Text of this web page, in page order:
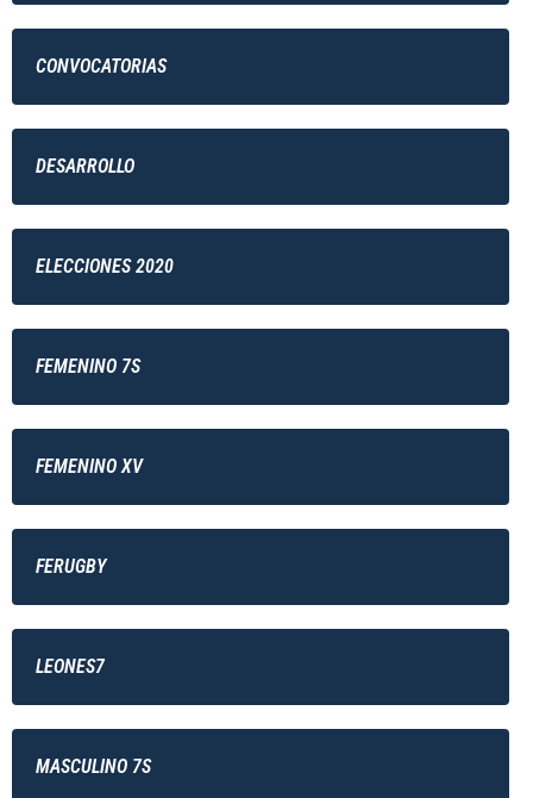
CONVOCATORIAS
DESARROLLO
ELECCIONES 2020
FEMENINO 7S
FEMENINO XV
FERUGBY
LEONES7
MASCULINO 7S